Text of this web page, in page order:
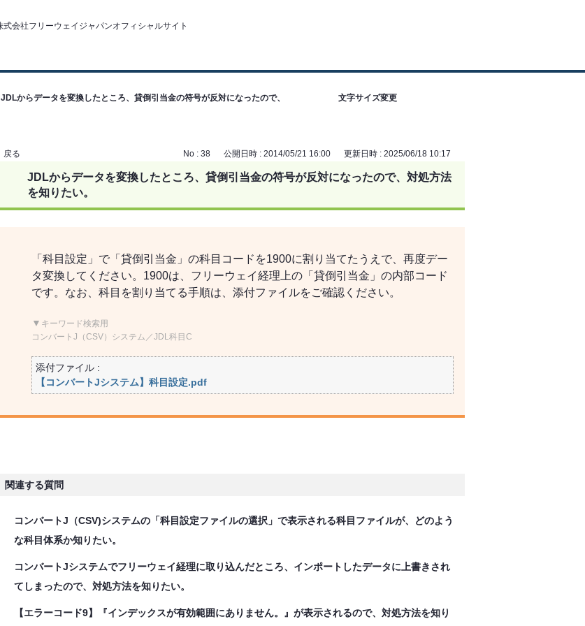
文字サイズ変更
JDLからデータを変換したところ、貸倒引当金の符号が反対になったので、
戻る No : 38 公開日時 : 2014/05/21 16:00 更新日時 : 2025/06/18 10:17
JDLからデータを変換したところ、貸倒引当金の符号が反対になったので、対処方法
を知りたい。
「科目設定」で「貸倒引当金」の科目コードを1900に割り当てたうえで、再度デー
タ変換してください。1900は、フリーウェイ経理上の「貸倒引当金」の内部コード
です。なお、科目を割り当てる手順は、添付ファイルをご確認ください。
▼ キーワード検索用
コンバートJ（CSV）システム／JDL科目C
添付ファイル :
【コンバートJシステム】科目設定.pdf
関連する質問
コンバートJ（CSV)システムの「科目設定ファイルの選択」で表示される科目ファイルが、どのよう
な科目体系か知りたい。
コンバートJシステムでフリーウェイ経理に取り込んだところ、インポートしたデータに上書きされ
てしまったので、対処方法を知りたい。
【エラーコード9】『インデックスが有効範囲にありません。』が表示されるので、対処方法を知り